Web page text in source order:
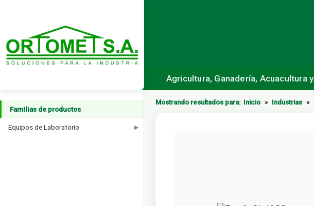
Agricultura, Ganadería, Acuacultura
Familias de productos
Equipos de Laboratorio ▶
Mostrando resultados para: Inicio » Industrias »